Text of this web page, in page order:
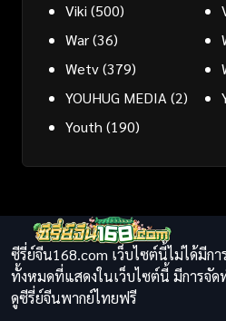
Viki (500)
War(36)
Wetv(379)
YOUHUG MEDIA(2)
Youth (190)
ซีรี่ย์จีน168.com เว็บไซต์นี้ไม่ได้มีก
ทั้งหมดที่แสดงในเว็บไซต์นี้ มีการจั
ดูซีรี่ย์จีนพากย์ไทยฟรี